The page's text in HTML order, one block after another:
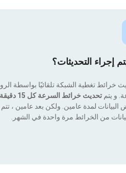
إجراء التحديثات؟
خرائط تغطية الشبكة تلقائيًا بواسطة
و يتم تحديث خرائط السرعة كل 15 دقيقة
البيانات لمدة عامين. ولكن بعد عامين ، تتم
من الخرائط مرة واحدة في الشهر.